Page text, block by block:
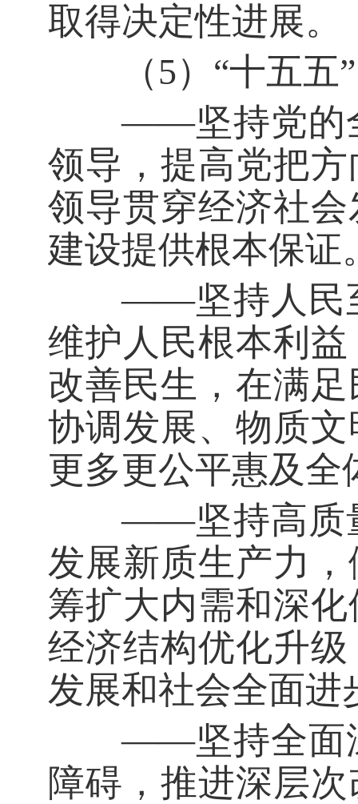
取得决定性进展。
（5）“十五五”
——坚持党的全
领导，提高党把
领导贯穿经济社
建设提供根本保证
——坚持人民至
维护人民根本利
改善民生，在满
协调发展、物质
更多更公平惠及全
——坚持高质量
发展新质生产力
筹扩大内需和深
经济结构优化升
发展和社会全面进
——坚持全面深
障碍，推进深层